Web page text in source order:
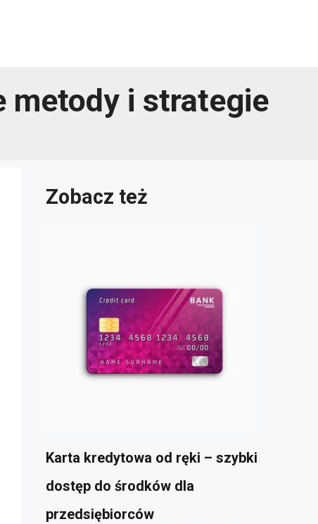
metody i strategie
Zobacz też
Karta kredytowa od ręki – szybki
dostęp do środków dla
przedsiębiorców